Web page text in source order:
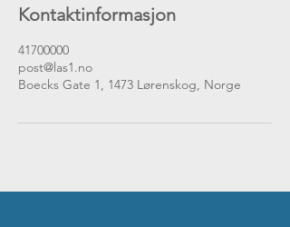
Kontaktinformasjon
41700000
post@las1.no
Boecks Gate 1, 1473 Lørenskog, Norge